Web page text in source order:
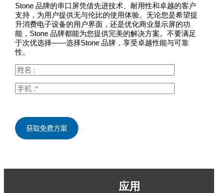
Stone 品牌的串口屏凭借先进技术、耐用性和卓越的客户
支持，为用户提供无与伦比的使用体验。无论您是希望提
升消费电子设备的用户界面，还是优化商业显示屏的功
能，Stone 品牌都能为您提供完美的解决方案。不要满足
于次优选择——选择Stone 品牌，享受卓越性能与可靠
性。
应用